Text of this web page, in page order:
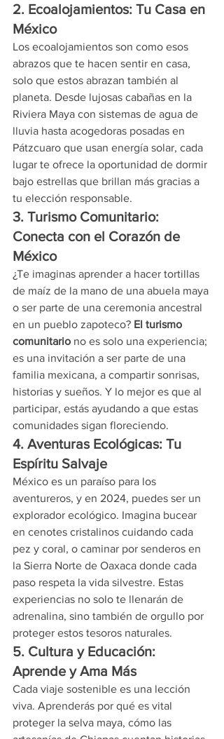
2. Ecoalojamientos: Tu Casa en
México
Los ecoalojamientos son como esos
abrazos que te hacen sentir en casa,
solo que estos abrazan también al
planeta. Desde lujosas cabañas en la
Riviera Maya con sistemas de agua de
lluvia hasta acogedoras posadas en
Pátzcuaro que usan energía solar, cada
lugar te ofrece la oportunidad de dormir
bajo estrellas que brillan más gracias a
tu elección responsable.
3. Turismo Comunitario:
Conecta con el Corazón de
México
¿Te imaginas aprender a hacer tortillas
de maíz de la mano de una abuela maya
o ser parte de una ceremonia ancestral
en un pueblo zapoteco? El turismo
comunitario no es solo una experiencia;
es una invitación a ser parte de una
familia mexicana, a compartir sonrisas,
historias y sueños. Y lo mejor es que al
participar, estás ayudando a que estas
comunidades sigan floreciendo.
4. Aventuras Ecológicas: Tu
Espíritu Salvaje
México es un paraíso para los
aventureros, y en 2024, puedes ser un
explorador ecológico. Imagina bucear
en cenotes cristalinos cuidando cada
pez y coral, o caminar por senderos en
la Sierra Norte de Oaxaca donde cada
paso respeta la vida silvestre. Estas
experiencias no solo te llenarán de
adrenalina, sino también de orgullo por
proteger estos tesoros naturales.
5. Cultura y Educación:
Aprende y Ama Más
Cada viaje sostenible es una lección
viva. Aprenderás por qué es vital
proteger la selva maya, cómo las